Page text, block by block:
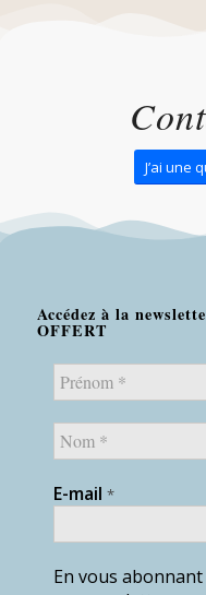
J’ai une
Accédez à la
OFFERT
E-mail *
En vous abonnant